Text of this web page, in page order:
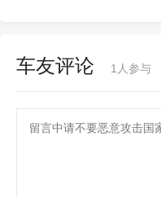
车友评论 1人参与